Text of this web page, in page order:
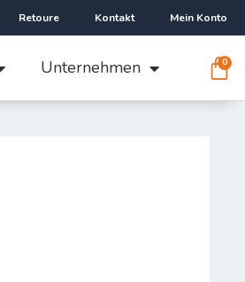
Retoure Kontakt Mein Konto
Unternehmen 0